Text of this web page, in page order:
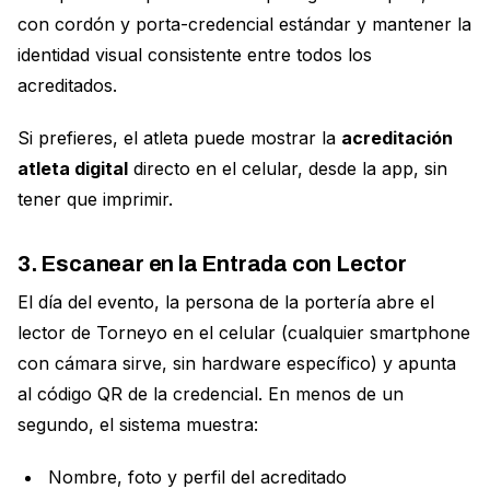
con cordón y porta-credencial estándar y mantener la
identidad visual consistente entre todos los
acreditados.
Si prefieres, el atleta puede mostrar la acreditación
atleta digital directo en el celular, desde la app, sin
tener que imprimir.
3. Escanear en la Entrada con Lector
El día del evento, la persona de la portería abre el
lector de Torneyo en el celular (cualquier smartphone
con cámara sirve, sin hardware específico) y apunta
al código QR de la credencial. En menos de un
segundo, el sistema muestra:
Nombre, foto y perfil del acreditado